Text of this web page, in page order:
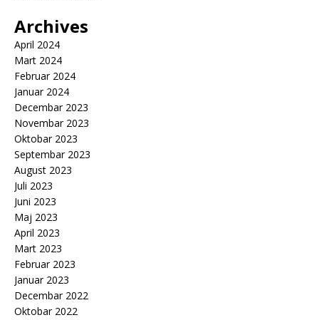
Archives
April 2024
Mart 2024
Februar 2024
Januar 2024
Decembar 2023
Novembar 2023
Oktobar 2023
Septembar 2023
August 2023
Juli 2023
Juni 2023
Maj 2023
April 2023
Mart 2023
Februar 2023
Januar 2023
Decembar 2022
Oktobar 2022